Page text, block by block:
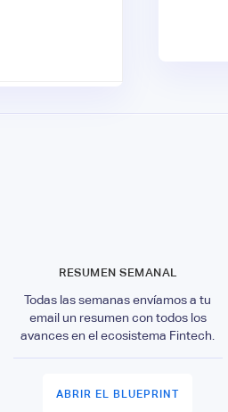
RESUMEN SEMANAL
Todas las semanas envíamos a tu
email un resumen con todos los
avances en el ecosistema Fintech.
ABRIR EL BLUEPRINT